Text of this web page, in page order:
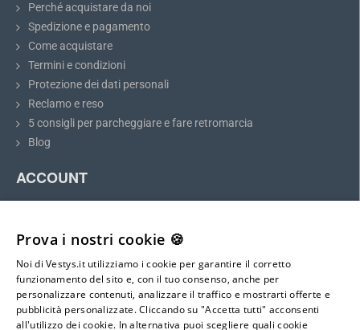
Perché acquistare da noi
Spedizione e pagamento
Come acquistare
Termini e condizioni
Protezione dei dati personali
Reclamo e reso
5 consigli per parcheggiare e fare retromarcia
Blog
ACCOUNT
Accesso
Mappa del sito
E-mail:
Prova i nostri cookie 🍪
Noi di Vestys.it utilizziamo i cookie per garantire il corretto
funzionamento del sito e, con il tuo consenso, anche per
personalizzare contenuti, analizzare il traffico e mostrarti offerte e
pubblicità personalizzate. Cliccando su "Accetta tutti" acconsenti
all'utilizzo dei cookie. In alternativa puoi scegliere quali cookie